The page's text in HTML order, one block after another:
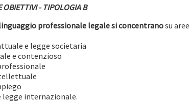
OBIETTIVI - TIPOLOGIA B
professionale legale si concentranosu
e legge societaria
e contenzioso
legge internazionale.